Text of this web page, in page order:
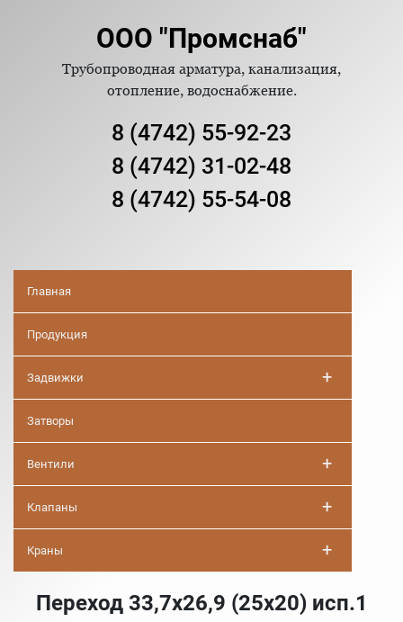
ООО "Промснаб"
Трубопроводная арматура, канализация,
отопление, водоснабжение.
8 (4742) 55-92-23
8 (4742) 31-02-48
8 (4742) 55-54-08
Главная
Продукция
Задвижки +
Затворы
Вентили +
Клапаны +
Краны +
Переход 33,7х26,9 (25х20) исп.1